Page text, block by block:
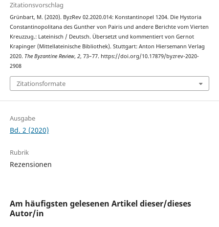
Zitationsvorschlag
Grünbart, M. (2020). ByzRev 02.2020.014: Konstantinopel 1204. Die Hystoria
Constantinopolitana des Gunther von Pairis und andere Berichte vom Vierten
Kreuzzug.: Lateinisch / Deutsch. Übersetzt und kommentiert von Gernot
Krapinger (Mittellateinische Bibliothek). Stuttgart: Anton Hiersemann Verlag
2020. The Byzantine Review, 2, 73–77. https://doi.org/10.17879/byzrev-2020-
2908
Zitationsformate
Ausgabe
Bd. 2 (2020)
Rubrik
Rezensionen
Am häufigsten gelesenen Artikel dieser/dieses
Autor/in